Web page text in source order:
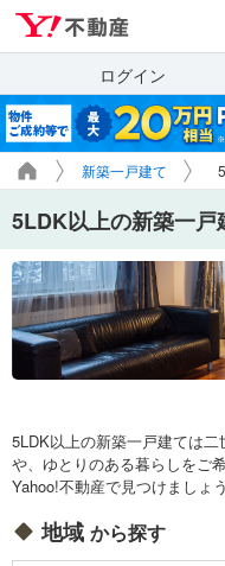
ログイン
新築一戸建て
5LDK以上の新築一戸
5LDK以上の新築一戸建ては
や、ゆとりのある暮らしをご
Yahoo!不動産で見つけましょう
地域 から探す